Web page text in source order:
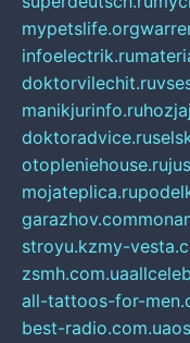
mypetslife.org
infoelectrik.ru
doktorvilechit.ru
manikjurinfo.ru
doktoradvice.ru
otopleniehouse.ru
mojateplica.ru
garazhov.com
stroyu.kzmy-
zsmh.com.ua
all-tattoos-for-
best-radio.com.ua